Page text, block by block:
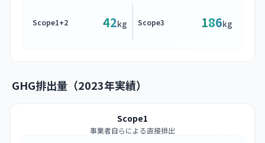
Scope1+2 42kg Scope3 186kg
GHG排出量（2023年実績）
Scope1
事業者自らによる直接排出